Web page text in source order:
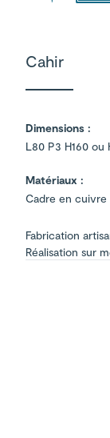
Cahir
Dimensions :
L80 P3 H160 ou
Matériaux :
Cadre en
Fabrication
Réalisation sur